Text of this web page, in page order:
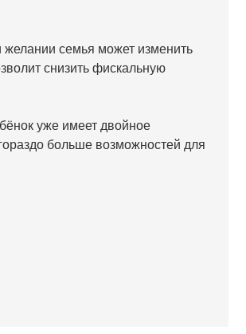
желании семья может изменить
снизить фискальную
уже имеет двойное
больше возможностей для